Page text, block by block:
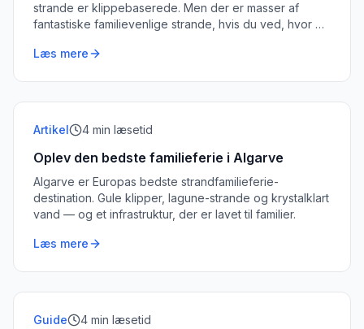
strande er klippebaserede. Men der er masser af
fantastiske familievenlige strande, hvis du ved, hvor du
Læs mere
Artikel 4 min læsetid
Oplev den bedste familieferie i Algarve
Algarve er Europas bedste strandfamilieferie-
destination. Gule klipper, lagune-strande og krystalklart
vand — og et infrastruktur, der er lavet til familier.
Læs mere
Guide 4 min læsetid